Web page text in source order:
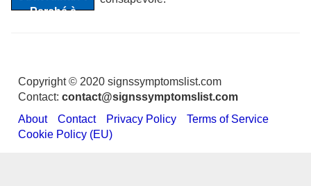
Copyright © 2020 signssymptomslist.com
Contact: contact@signssymptomslist.com
About
Contact Privacy Policy
Terms of Service
Cookie Policy (EU)